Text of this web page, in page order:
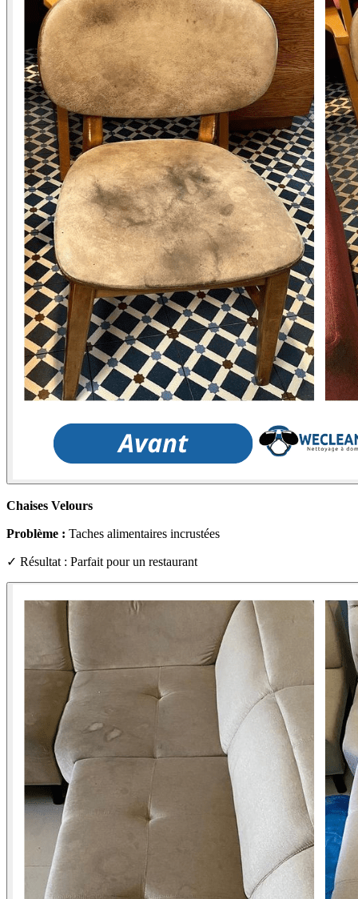
Chaises Velours
Problème : Taches alimentaires incrustées
✓ Résultat : Parfait pour un restaurant